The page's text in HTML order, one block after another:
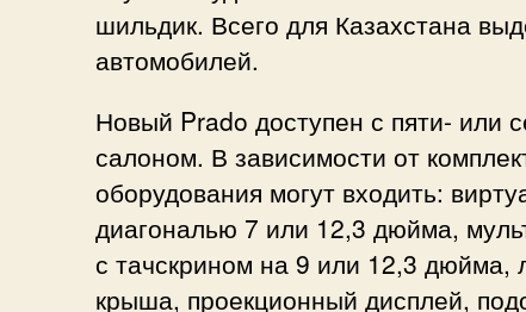
шильдик. Всего для Казахстана
автомобилей.
Новый Prado доступен с пяти- или
салоном. В зависимости от
оборудования могут входить:
диагональю 7 или 12,3 дюйма,
с тачскрином на 9 или 12,3 дюйма,
крыша, проекционный дисплей,